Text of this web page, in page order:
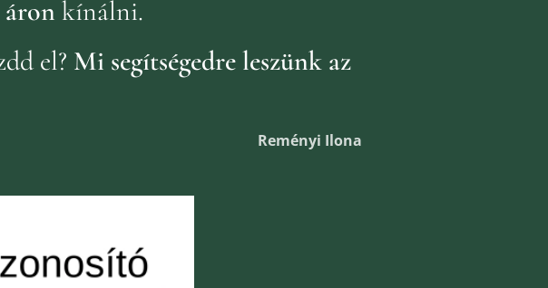
kínálni.
el? Mi segítségedre leszünk az
Reményi Ilona